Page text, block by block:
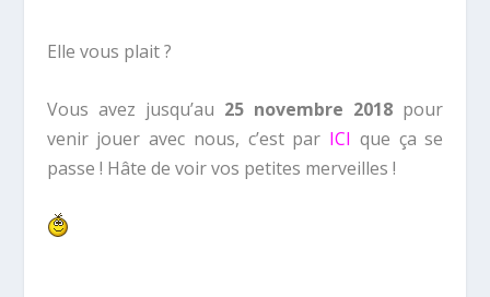
Elle vous plait ?
Vous avez jusqu’au 25 novembre 2018 pour
venir jouer avec nous, c’est par ICI que ça se
passe ! Hâte de voir vos petites merveilles !